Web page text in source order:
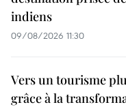
indiens
09/08/2026 11:30
Vers un tourisme
grâce à la